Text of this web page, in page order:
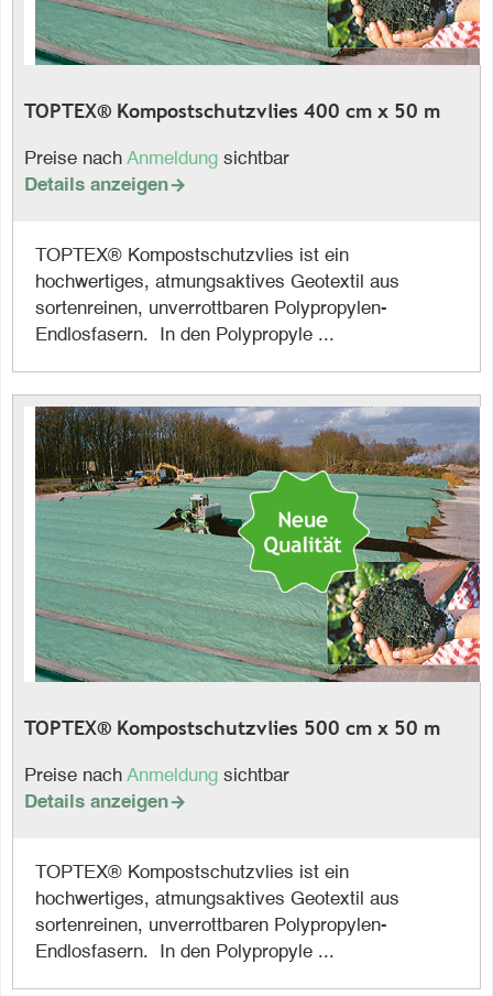
TOPTEX® Kompostschutzvlies 400 cm x 50 m
Preise nach Anmeldung sichtbar
Details anzeigen
TOPTEX® Kompostschutzvlies ist ein
hochwertiges, atmungsaktives Geotextil aus
sortenreinen, unverrottbaren Polypropylen-
Endlosfasern. In den Polypropyle ...
TOPTEX® Kompostschutzvlies 500 cm x 50 m
Preise nach Anmeldung sichtbar
Details anzeigen
TOPTEX® Kompostschutzvlies ist ein
hochwertiges, atmungsaktives Geotextil aus
sortenreinen, unverrottbaren Polypropylen-
Endlosfasern. In den Polypropyle ...